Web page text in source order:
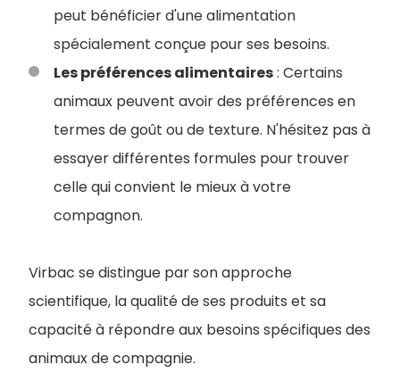
peut bénéficier d'une alimentation
spécialement conçue pour ses besoins.
Les préférences alimentaires: Certains
animaux peuvent avoir des préférences en
termes de goût ou de texture. N'hésitez pas à
essayer différentes formules pour trouver
celle qui convient le mieux à votre
compagnon.
Virbac se distingue par son approche
scientifique, la qualité de ses produits et sa
capacité à répondre aux besoins spécifiques des
animaux de compagnie.